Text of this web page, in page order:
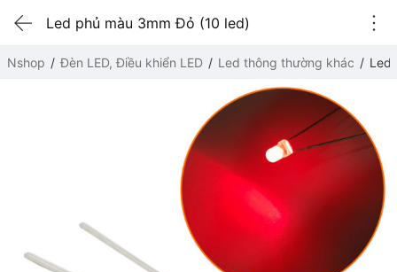
Led phủ màu 3mm Đỏ (10 led)
Nshop Đèn LED, Điều khiển LED Led thông thường khác Led